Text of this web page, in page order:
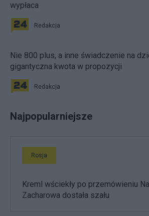
wypłaca
Redakcja
Nie 800 plus, a inne świadczenie na
gigantyczna kwota w propozycji
Redakcja
Najpopularniejsze
Rosja
Kreml wściekły po przemówieniu
Zacharowa dostała szału